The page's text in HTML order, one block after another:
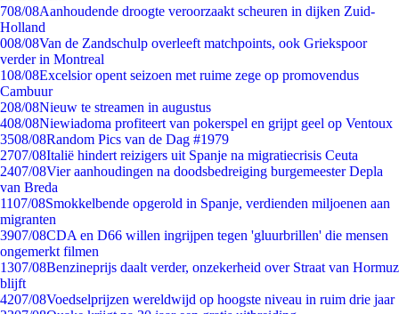
708/08Aanhoudende droogte veroorzaakt scheuren in dijken Zuid-
Holland
008/08Van de Zandschulp overleeft matchpoints, ook Griekspoor
verder in Montreal
108/08Excelsior opent seizoen met ruime zege op promovendus
Cambuur
208/08Nieuw te streamen in augustus
408/08Niewiadoma profiteert van pokerspel en grijpt geel op Ventoux
3508/08Random Pics van de Dag #1979
2707/08Italië hindert reizigers uit Spanje na migratiecrisis Ceuta
2407/08Vier aanhoudingen na doodsbedreiging burgemeester Depla
van Breda
1107/08Smokkelbende opgerold in Spanje, verdienden miljoenen aan
migranten
3907/08CDA en D66 willen ingrijpen tegen 'gluurbrillen' die mensen
ongemerkt filmen
1307/08Benzineprijs daalt verder, onzekerheid over Straat van Hormuz
blijft
4207/08Voedselprijzen wereldwijd op hoogste niveau in ruim drie jaar